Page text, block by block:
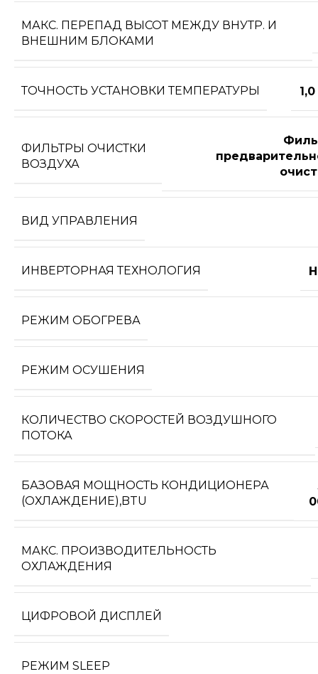
МАКС. ПЕРЕПАД ВЫСОТ МЕЖДУ ВНУТР. И
ВНЕШНИМ БЛОКАМИ
ТОЧНОСТЬ УСТАНОВКИ ТЕМПЕРАТУРЫ
ФИЛЬТРЫ ОЧИСТКИ
ВОЗДУХА
ВИД УПРАВЛЕНИЯ
ИНВЕРТОРНАЯ ТЕХНОЛОГИЯ
РЕЖИМ ОБОГРЕВА
РЕЖИМ ОСУШЕНИЯ
КОЛИЧЕСТВО СКОРОСТЕЙ ВОЗДУШНОГО
ПОТОКА
БАЗОВАЯ МОЩНОСТЬ КОНДИЦИОНЕРА
(ОХЛАЖДЕНИЕ),BTU
МАКС. ПРОИЗВОДИТЕЛЬНОСТЬ
ОХЛАЖДЕНИЯ
ЦИФРОВОЙ ДИСПЛЕЙ
РЕЖИМ SLEEP